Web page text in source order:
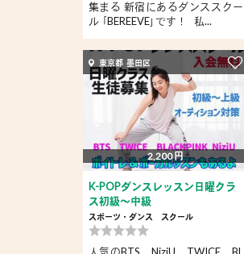
集まる 新宿にあるダンススクー
ル ｢BEREEVE｣です！ 私...
東京都 墨田区
2,200 円
K-POPダンスレッスン日曜クラ
ス初級～中級
スポーツ・ダンス スクール